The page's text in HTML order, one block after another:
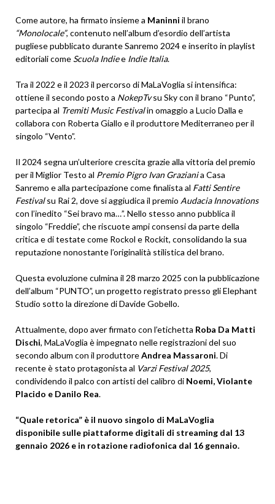
Come autore, ha firmato insieme a Maninni il brano
“Monolocale”, contenuto nell’album d’esordio dell’artista
pugliese pubblicato durante Sanremo 2024 e inserito in playlist
editoriali come Scuola Indiee Indie Italia.
Tra il 2022 e il 2023 il percorso di MaLaVoglia si intensifica:
ottiene il secondo posto a NokepTvsu Sky con il brano “Punto”,
partecipa al Tremiti Music Festivalin omaggio a Lucio Dalla e
collabora con Roberta Giallo e il produttore Mediterraneo per il
singolo “Vento”.
Il 2024 segna un’ulteriore crescita grazie alla vittoria del premio
per il Miglior Testo al Premio Pigro Ivan Graziania Casa
Sanremo e alla partecipazione come finalista al Fatti Sentire
Festivalsu Rai 2, dove si aggiudica il premio Audacia Innovations
con l’inedito “Sei bravo ma…”. Nello stesso anno pubblica il
singolo “Freddie”, che riscuote ampi consensi da parte della
critica e di testate come Rockol e Rockit, consolidando la sua
reputazione nonostante l’originalità stilistica del brano.
Questa evoluzione culmina il 28 marzo 2025 con la pubblicazione
dell’album “PUNTO”, un progetto registrato presso gli Elephant
Studio sotto la direzione di Davide Gobello.
Attualmente, dopo aver firmato con l’etichetta Roba Da Matti
Dischi, MaLaVoglia è impegnato nelle registrazioni del suo
secondo album con il produttoreAndrea Massaroni. Di
recente è stato protagonista al Varzi Festival 2025,
condividendo il palco con artisti del calibro di Noemi, Violante
Placido e Danilo Rea.
“Quale retorica” è il nuovo singolo di MaLaVoglia
disponibile sulle piattaforme digitali di streaming dal 13
gennaio 2026 e in rotazione radiofonica dal 16 gennaio.